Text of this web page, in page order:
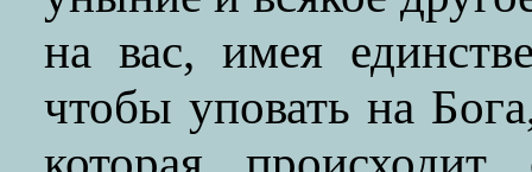
на вас, имея
чтобы уповать на